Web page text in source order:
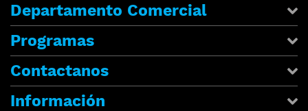
Departamento Comercial
Programas
Contactanos
Información